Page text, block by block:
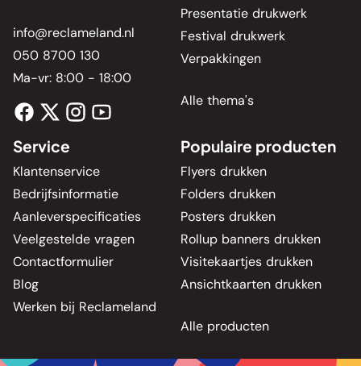
info@reclameland.nl
050 8700 130
Ma-vr: 8:00 - 18:00
Presentatie drukwerk
Festival drukwerk
Verpakkingen
Alle thema's
Service
Klantenservice
Bedrijfsinformatie
Aanleverspecificaties
Veelgestelde vragen
Contactformulier
Blog
Werken bij Reclameland
Populaire producten
Flyers drukken
Folders drukken
Posters drukken
Rollup banners drukken
Visitekaartjes drukken
Ansichtkaarten drukken
Alle producten